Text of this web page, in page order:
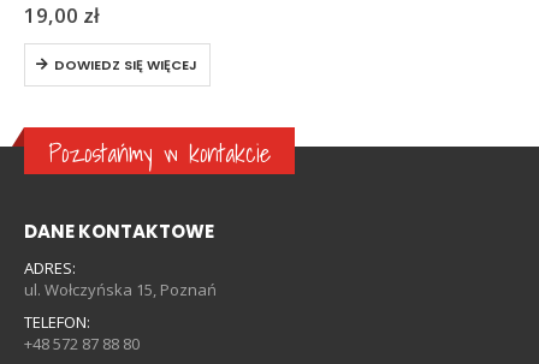
19,00 zł
DOWIEDZ SIĘ WIĘCEJ
Pozostańmy w kontakcie
DANE KONTAKTOWE
ADRES:
ul. Wołczyńska 15, Poznań
TELEFON:
+48 572 87 88 80